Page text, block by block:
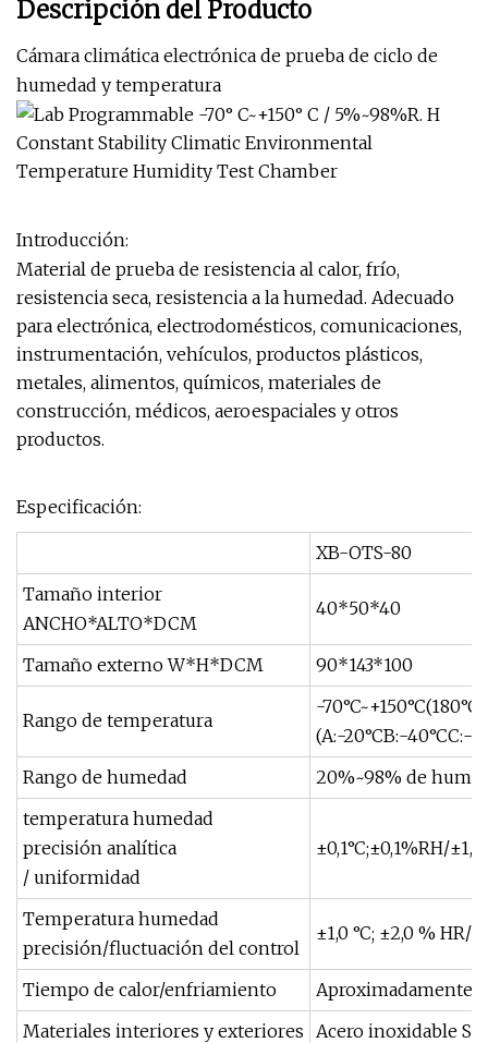
Descripción del Producto
Cámara climática electrónica de prueba de ciclo de
humedad y temperatura
Introducción:
Material de prueba de resistencia al calor, frío,
resistencia seca, resistencia a la humedad. Adecuado
para electrónica, electrodomésticos, comunicaciones,
instrumentación, vehículos, productos plásticos,
metales, alimentos, químicos, materiales de
construcción, médicos, aeroespaciales y otros
productos.
Especificación:
XB-OTS-80
Tamaño interior
ANCHO*ALTO*DCM
40*50*40
Tamaño externo W*H*DCM 90*143*100
Rango de temperatura
-70°C~+150°C(180°C)
(A:-20°CB:-40°CC:-
Rango de humedad
20%~98% de
temperatura humedad
precisión analítica
/ uniformidad
±0,1°C;±0,1%RH/
Temperatura humedad
precisión/fluctuación del control
±1,0 °C; ±2,0 % HR/
Tiempo de calor/enfriamiento
Aproximadamente
Materiales interiores y exteriores Acero inoxidable